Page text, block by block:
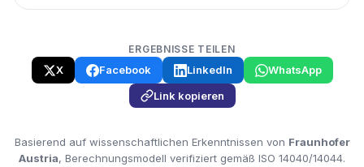
ERGEBNISSE TEILEN
X Facebook LinkedIn
WhatsApp
Link kopieren
Basierend auf wissenschaftlichen Erkenntnissen von Fraunhofer
Austria, Berechnungsmodell verifiziert gemäß ISO 14040/14044.